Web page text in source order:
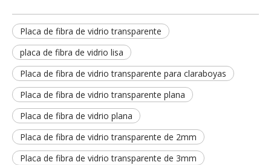
Placa de fibra de vidrio transparente
placa de fibra de vidrio lisa
Placa de fibra de vidrio transparente para claraboyas
Placa de fibra de vidrio transparente plana
Placa de fibra de vidrio plana
Placa de fibra de vidrio transparente de 2mm
Placa de fibra de vidrio transparente de 3mm